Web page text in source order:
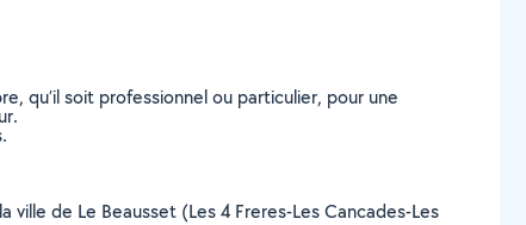
qu’il soit professionnel ou particulier, pour une
de Le Beausset (Les 4 Freres-Les Cancades-Les